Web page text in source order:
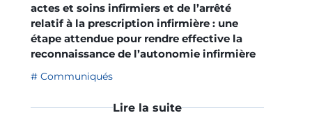
actes et soins infirmiers et de l’arrêté
relatif à la prescription infirmière : une
étape attendue pour rendre effective la
reconnaissance de l’autonomie infirmière
Communiqués
Lire la suite